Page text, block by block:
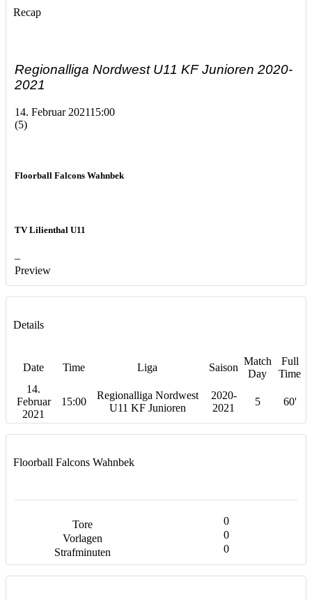
Recap
Regionalliga Nordwest U11 KF Junioren 2020-
2021
14. Februar 202115:00
(5)
Floorball Falcons Wahnbek
TV Lilienthal U11
–
Preview
Details
Date Time Liga Saison
Match
Day
Full
Time
14.
Februar
2021
15:00
Regionalliga Nordwest
U11 KF Junioren
2020-
2021
5 60'
Floorball Falcons Wahnbek
0
0
0